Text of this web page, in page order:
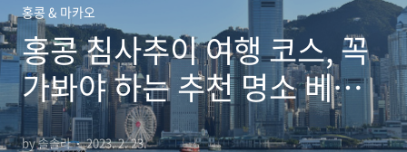
홍콩 & 마카오
홍콩 침사추이 여행 코스, 꼭
가봐야 하는 추천 명소 베스
트 7
by 솔솔라 2023. 2. 23.